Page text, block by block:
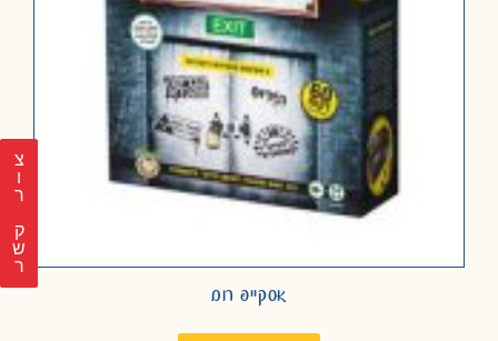
אסקייפ רום
צ
ר
ק
ש
ר